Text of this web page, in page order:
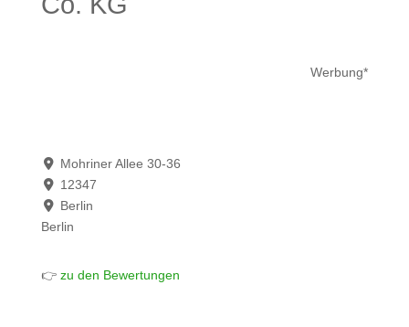
Werbung*
Mohriner Allee 30-36
12347
Berlin
Berlin
👉zu den Bewertungen